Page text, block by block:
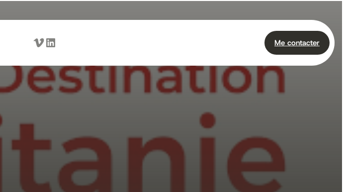
Vimeo LinkedIn Me contacter